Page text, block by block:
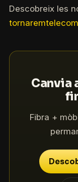
Descobreix les
Canvia
Fibra +